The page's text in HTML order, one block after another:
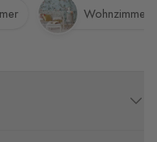
Wohnzimmer